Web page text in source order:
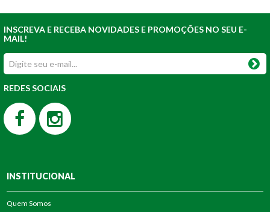
INSCREVA E RECEBA NOVIDADES E PROMOÇÕES NO SEU E-
MAIL!
REDES SOCIAIS
INSTITUCIONAL
Quem Somos